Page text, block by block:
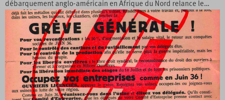
débarquement anglo-américain en Afrique du Nord relance le…